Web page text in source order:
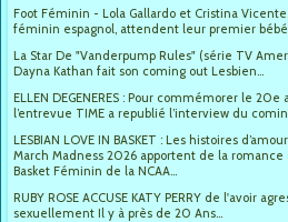
Foot Féminin - Lola Gallardo et Cristina
féminin espagnol, attendent leur premier
La Star De "Vanderpump Rules" (série TV
Dayna Kathan fait son coming out Lesbien...
ELLEN DEGENERES : Pour commémorer le
l’entrevue TIME a republié l’interview du
LESBIAN LOVE IN BASKET : Les histoires
March Madness 2026 apportent de la romance
Basket Féminin de la NCAA...
RUBY ROSE ACCUSE KATY PERRY de l'avoir
sexuellement Il y à près de 20 Ans...